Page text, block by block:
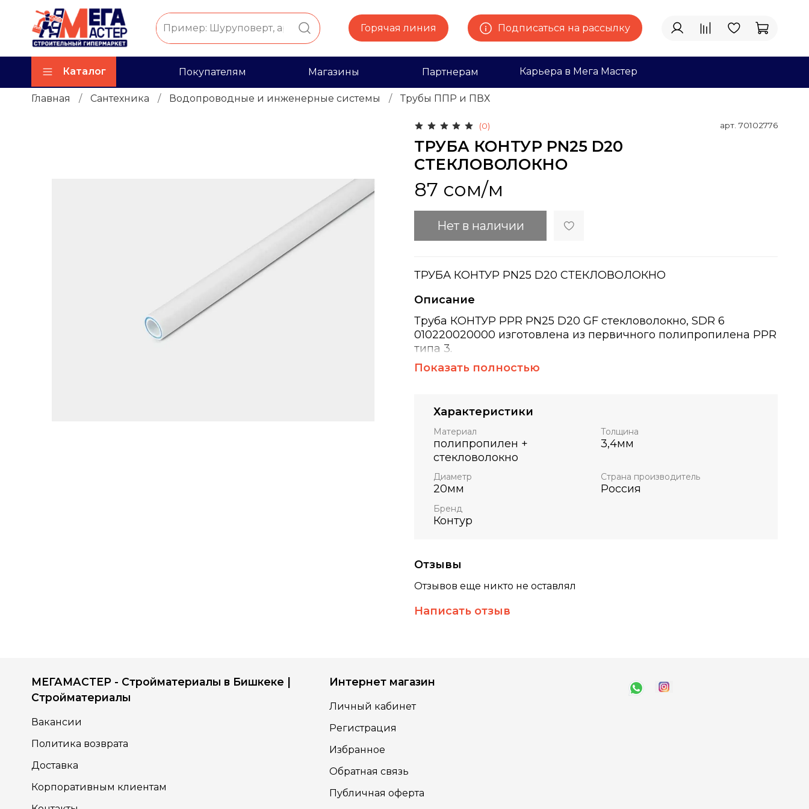
Горячая линия Подписаться на рассылку
Каталог Покупателям Магазины Партнерам Карьера в Мега Мастер
Главная Сантехника Водопроводные и инженерные системы Трубы ППР и ПВХ
(0) арт. 70102776
ТРУБА КОНТУР PN25 D20
СТЕКЛОВОЛОКНО
87 сом/м
Нет в наличии
ТРУБА КОНТУР PN25 D20 СТЕКЛОВОЛОКНО
Описание
Труба КОНТУР PPR PN25 D20 GF стекловолокно, SDR 6
010220020000 изготовлена из первичного полипропилена PPR
типа 3.
водоснабжения в жилых, административных и промышленных
пневмопроводах и технологических трубопроводах.
Рабочее давление трубы до 1 МПа.
Срок службы - не менее 50 лет.
Показать полностью
Характеристики
Материал
полипропилен +
стекловолокно
Толщина
3,4мм
Диаметр
20мм
Страна производитель
Россия
Бренд
Контур
Отзывы
Отзывов еще никто не оставлял
Написать отзыв
МЕГАМАСТЕР - Стройматериалы в Бишкеке |
Стройматериалы
Вакансии
Политика возврата
Доставка
Корпоративным клиентам
Интернет магазин
Личный кабинет
Регистрация
Избранное
Обратная связь
Публичная оферта